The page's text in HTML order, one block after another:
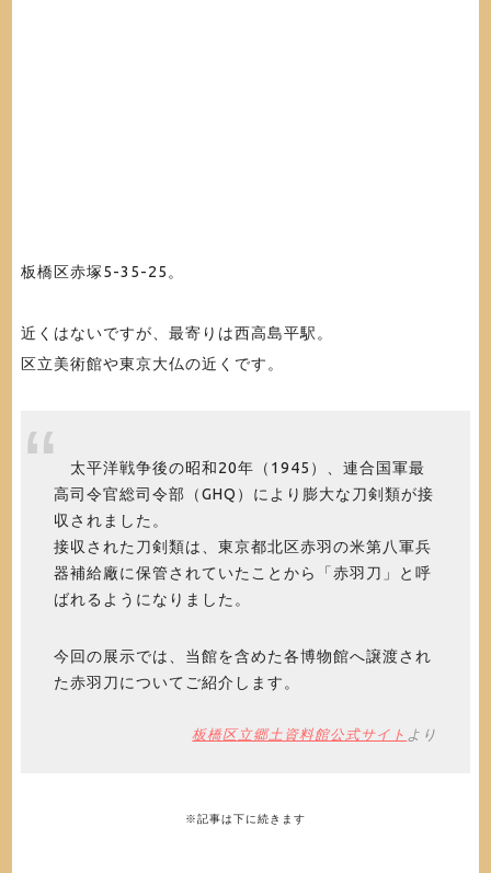
板橋区赤塚5-35-25。
近くはないですが、最寄りは西高島平駅。
区立美術館や東京大仏の近くです。
太平洋戦争後の昭和20年（1945）、連合国軍最
高司令官総司令部（GHQ）により膨大な刀剣類が接
収されました。
接収された刀剣類は、東京都北区赤羽の米第八軍兵
器補給廠に保管されていたことから「赤羽刀」と呼
ばれるようになりました。
今回の展示では、当館を含めた各博物館へ譲渡され
た赤羽刀についてご紹介します。
板橋区立郷土資料館公式サイト より
※記事は下に続きます